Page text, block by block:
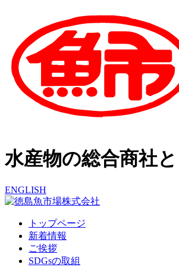
水産物の総合商社
ENGLISH
トップページ
新着情報
ご挨拶
SDGsの取組